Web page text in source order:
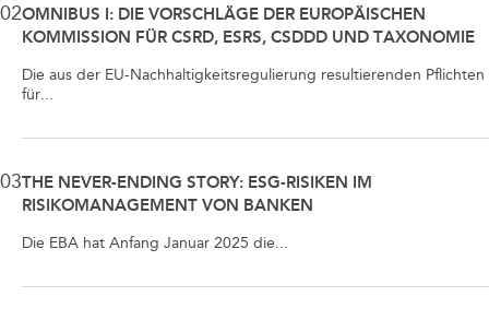
02OMNIBUS I: DIE VORSCHLÄGE DER EUROPÄISCHEN
KOMMISSION FÜR CSRD, ESRS, CSDDD UND TAXONOMIE
Die aus der EU-Nachhaltigkeitsregulierung resultierenden Pflichten
für...
03THE NEVER-ENDING STORY: ESG-RISIKEN IM
RISIKOMANAGEMENT VON BANKEN
Die EBA hat Anfang Januar 2025 die...